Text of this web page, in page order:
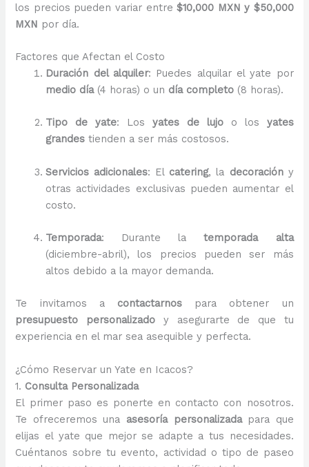
los precios pueden variar entre$10,000 MXN y $50,000
MXN por día.
Factores que Afectan el Costo
Duración del alquiler: Puedes alquilar el yate por
medio día(4 horas) o un día completo (8 horas).
Tipo de yate: Los yates de lujoo los yates
grandes tienden a ser más costosos.
Servicios adicionales: El catering, la decoracióny
otras actividades exclusivas pueden aumentar el
costo.
Temporada: Durante latemporada alta
(diciembre-abril), los precios pueden ser más
altos debido a la mayor demanda.
Te invitamos a contactarnos para obtener un
presupuesto personalizado y asegurarte de que tu
experiencia en el mar sea asequible y perfecta.
¿Cómo Reservar un Yate en Icacos?
1. Consulta Personalizada
El primer paso es ponerte en contacto con nosotros.
Te ofreceremos una asesoría personalizadapara que
elijas el yate que mejor se adapte a tus necesidades.
Cuéntanos sobre tu evento, actividad o tipo de paseo